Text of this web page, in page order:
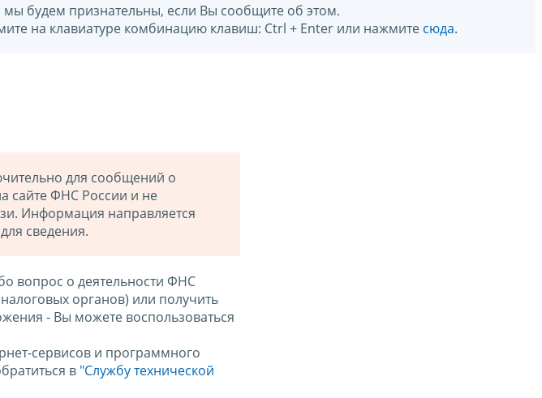
мы будем признательны, если Вы сообщите об этом.
на клавиатуре комбинацию клавиш: Ctrl + Enter или нажмите сюда.
для сообщений о
сайте ФНС России и не
Информация направляется
сведения.
вопрос о деятельности ФНС
органов) или получить
- Вы можете воспользоваться
сервисов и программного
в "Службу технической